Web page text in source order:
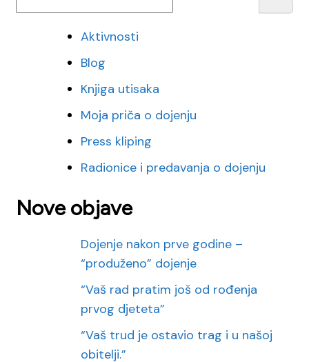
Aktivnosti
Blog
Knjiga utisaka
Moja priča o dojenju
Press kliping
Radionice i predavanja o dojenju
Nove objave
Dojenje nakon prve godine –
“produženo” dojenje
“Vaš rad pratim još od rođenja
prvog djeteta”
“Vaš trud je ostavio trag i u našoj
obitelji.”